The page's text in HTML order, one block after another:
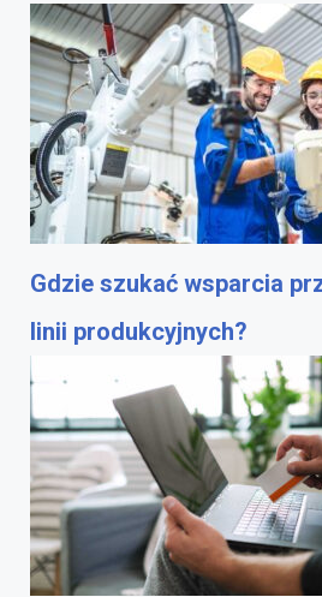
Gdzie szukać wsparcia
linii produkcyjnych?